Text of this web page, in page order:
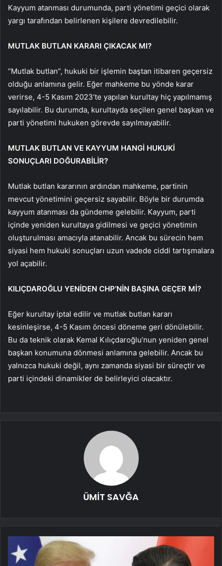
Kayyum atanması durumunda, parti yönetimi geçici olarak
yargı tarafından belirlenen kişilere devredilebilir.
MUTLAK BUTLAN KARARI ÇIKACAK MI?
“Mutlak butlan”, hukuki bir işlemin baştan itibaren geçersiz
olduğu anlamına gelir. Eğer mahkeme bu yönde karar
verirse, 4-5 Kasım 2023’te yapılan kurultay hiç yapılmamış
sayılabilir. Bu durumda, kurultayda seçilen genel başkan ve
parti yönetimi hukuken görevde sayılmayabilir.
MUTLAK BUTLAN VE KAYYUM HANGİ HUKUKİ
SONUÇLARI DOĞURABİLİR?
Mutlak butlan kararının ardından mahkeme, partinin
mevcut yönetimini geçersiz sayabilir. Böyle bir durumda
kayyum atanması da gündeme gelebilir. Kayyum, parti
içinde yeniden kurultaya gidilmesi ve geçici yönetimin
oluşturulması amacıyla atanabilir. Ancak bu sürecin hem
siyasi hem hukuki sonuçları uzun vadede ciddi tartışmalara
yol açabilir.
KILIÇDAROĞLU YENİDEN CHP’NİN BAŞINA GEÇER Mİ?
Eğer kurultay iptal edilir ve mutlak butlan kararı
kesinleşirse, 4-5 Kasım öncesi döneme geri dönülebilir.
Bu da teknik olarak Kemal Kılıçdaroğlu’nun yeniden genel
başkan konumuna dönmesi anlamına gelebilir. Ancak bu
yalnızca hukuki değil, aynı zamanda siyasi bir süreçtir ve
parti içindeki dinamikler de belirleyici olacaktır.
ÜMİT SAVĞA